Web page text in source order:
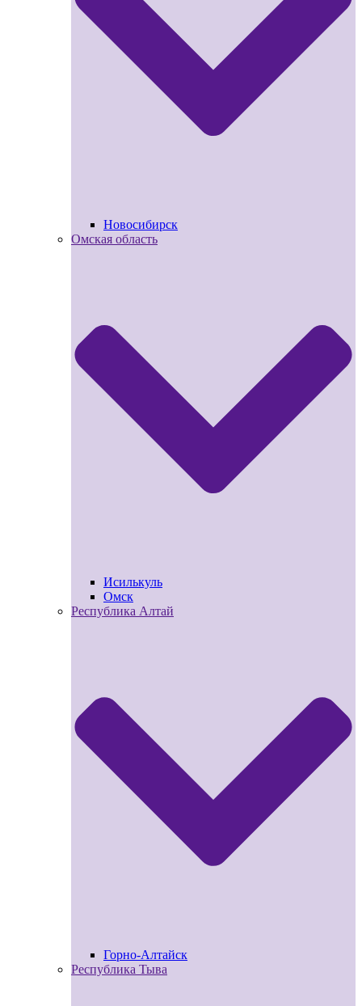
Новосибирск
Омская область
Исилькуль
Омск
Республика Алтай
Горно-Алтайск
Республика Тыва